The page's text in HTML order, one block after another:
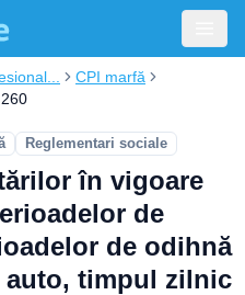
CPI marfă
Reglementari sociale
în vigoare
de
de odihnă
timpul zilnic